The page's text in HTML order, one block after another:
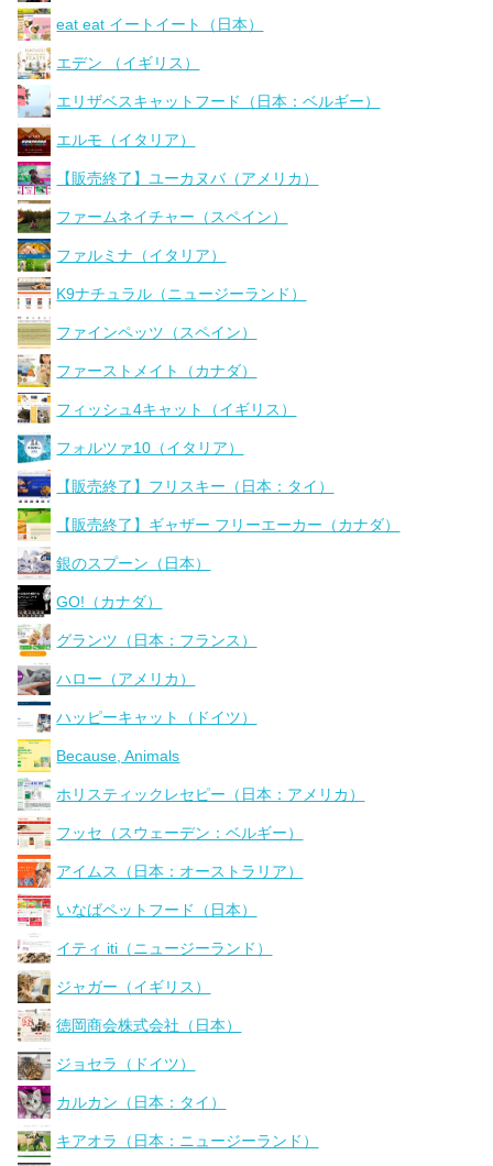
eat eat イートイート（日本）
エデン （イギリス）
エリザベスキャットフード（日本：ベルギー）
エルモ（イタリア）
【販売終了】ユーカヌバ（アメリカ）
ファームネイチャー（スペイン）
ファルミナ（イタリア）
K9ナチュラル（ニュージーランド）
ファインペッツ（スペイン）
ファーストメイト（カナダ）
フィッシュ4キャット（イギリス）
フォルツァ10（イタリア）
【販売終了】フリスキー（日本：タイ）
【販売終了】ギャザー フリーエーカー（カナダ）
銀のスプーン（日本）
GO!（カナダ）
グランツ（日本：フランス）
ハロー（アメリカ）
ハッピーキャット（ドイツ）
Because, Animals
ホリスティックレセピー（日本：アメリカ）
フッセ（スウェーデン：ベルギー）
アイムス（日本：オーストラリア）
いなばペットフード（日本）
イティ iti（ニュージーランド）
ジャガー（イギリス）
徳岡商会株式会社（日本）
ジョセラ（ドイツ）
カルカン（日本：タイ）
キアオラ（日本：ニュージーランド）